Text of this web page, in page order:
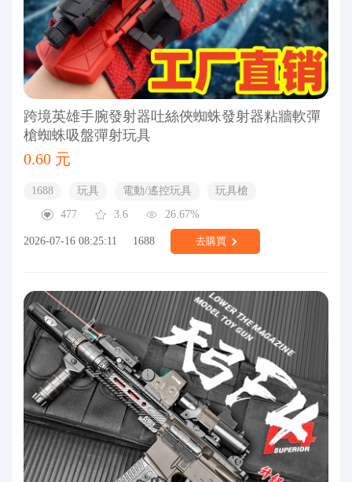
跨境英雄手腕發射器吐絲俠蜘蛛發射器粘牆軟彈
槍蜘蛛吸盤彈射玩具
0.60 元
1688 玩具 電動/遙控玩具
玩具槍
477
3.6 26.67%
2026-07-16 08:25:11 1688 去購買